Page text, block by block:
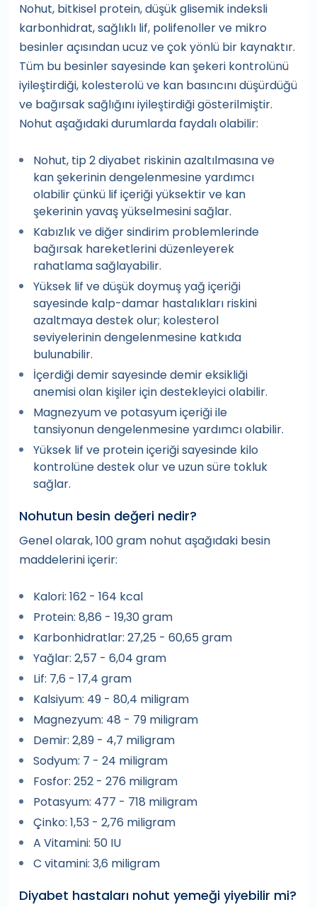
Nohut, bitkisel protein, düşük glisemik indeksli
karbonhidrat, sağlıklı lif, polifenoller ve mikro
besinler açısından ucuz ve çok yönlü bir kaynaktır.
Tüm bu besinler sayesinde kan şekeri kontrolünü
iyileştirdiği, kolesterolü ve kan basıncını düşürdüğü
ve bağırsak sağlığını iyileştirdiği gösterilmiştir.
Nohut aşağıdaki durumlarda faydalı olabilir:
Nohut, tip 2 diyabet riskinin azaltılmasına ve
kan şekerinin dengelenmesine yardımcı
olabilir çünkü lif içeriği yüksektir ve kan
şekerinin yavaş yükselmesini sağlar.
Kabızlık ve diğer sindirim problemlerinde
bağırsak hareketlerini düzenleyerek
rahatlama sağlayabilir.
Yüksek lif ve düşük doymuş yağ içeriği
sayesinde kalp-damar hastalıkları riskini
azaltmaya destek olur; kolesterol
seviyelerinin dengelenmesine katkıda
bulunabilir.
İçerdiği demir sayesinde demir eksikliği
anemisi olan kişiler için destekleyici olabilir.
Magnezyum ve potasyum içeriği ile
tansiyonun dengelenmesine yardımcı olabilir.
Yüksek lif ve protein içeriği sayesinde kilo
kontrolüne destek olur ve uzun süre tokluk
sağlar.
Nohutun besin değeri nedir?
Genel olarak, 100 gram nohut aşağıdaki besin
maddelerini içerir:
Kalori: 162 - 164 kcal
Protein: 8,86 - 19,30 gram
Karbonhidratlar: 27,25 - 60,65 gram
Yağlar: 2,57 - 6,04 gram
Lif: 7,6 - 17,4 gram
Kalsiyum: 49 - 80,4 miligram
Magnezyum: 48 - 79 miligram
Demir: 2,89 - 4,7 miligram
Sodyum: 7 - 24 miligram
Fosfor: 252 - 276 miligram
Potasyum: 477 - 718 miligram
Çinko: 1,53 - 2,76 miligram
A Vitamini: 50 IU
C vitamini: 3,6 miligram
Diyabet hastaları nohut yemeği yiyebilir mi?